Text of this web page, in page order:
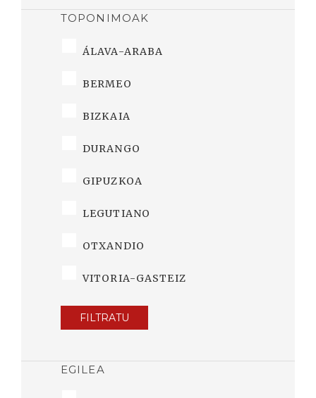
TOPONIMOAK
ÁLAVA-ARABA
BERMEO
BIZKAIA
DURANGO
GIPUZKOA
LEGUTIANO
OTXANDIO
VITORIA-GASTEIZ
FILTRATU
EGILEA